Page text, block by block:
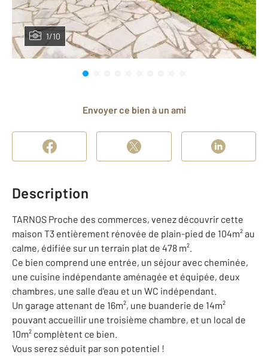
1/10
Envoyer ce bien à un ami
Description
TARNOS Proche des commerces, venez découvrir cette
maison T3 entièrement rénovée de plain-pied de 104m² au
calme, édifiée sur un terrain plat de 478 m².
Ce bien comprend une entrée, un séjour avec cheminée,
une cuisine indépendante aménagée et équipée, deux
chambres, une salle d'eau et un WC indépendant.
Un garage attenant de 16m², une buanderie de 14m²
pouvant accueillir une troisième chambre, et un local de
10m² complètent ce bien.
Vous serez séduit par son potentiel !